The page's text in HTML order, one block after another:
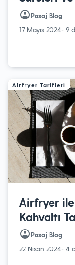
Pasaj Blog
17 Mayıs 2024- 9
Airfryer Tarifleri
Airfryer
Kahvaltı
Pasaj Blog
22 Nisan 2024- 4